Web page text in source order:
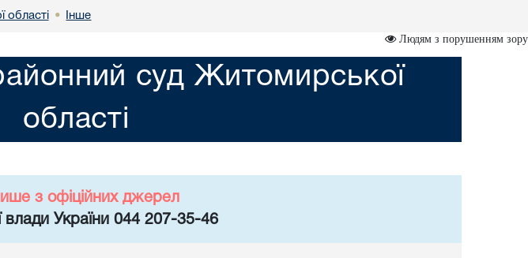
області • Інше
Людям з порушенням зору
суд Житомирської
області
з офіційних джерел
України 044 207-35-46